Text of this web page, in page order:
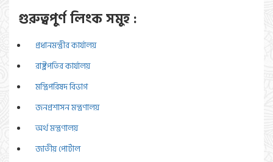
গুরুত্বপুর্ণ লিংক সমুহ :
প্রধানমন্ত্রীর কার্যালয়
রাষ্ট্রপতির কার্যালয়
মন্ত্রিপরিষদ বিভাগ
জনপ্রশাসন মন্ত্রণালয়
অর্থ মন্ত্রণালয়
জাতীয় পোর্টাল